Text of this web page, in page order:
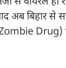
अब बिहार से